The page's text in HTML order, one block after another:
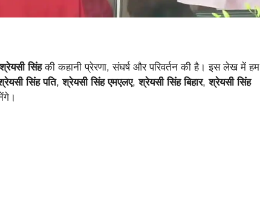
श्रेयसी सिंहकी कहानी प्रेरणा, संघर्ष और परिवर्तन की है। इस लेख में हम
सिंह पति,श्रेयसी सिंह एमएलए,श्रेयसी सिंह बिहार,श्रेयसी सिंह